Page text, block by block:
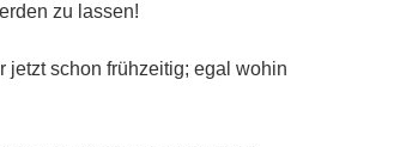
zu lassen!
jetzt schon frühzeitig; egal wohin